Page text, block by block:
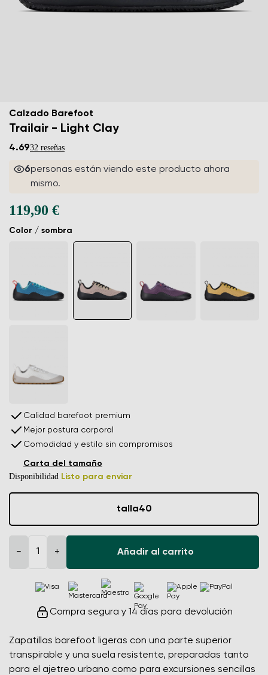
Calzado Barefoot
Trailair - Light Clay
4.6932 reseñas
6personas están viendo este producto ahora
mismo.
Zapatillas barefoot ligeras con una parte superior
transpirable y una suela resistente, preparadas tanto
para el ajetreo urbano como para excursiones sencillas
Color / sombra
119,90 €
Calidad barefoot premium
Mejor postura corporal
Comodidad y estilo sin compromisos
Disponibilidad Listo para enviar
Carta del tamaño
talla40
− + Añadir al carrito
Compra segura y 14 días para devolución